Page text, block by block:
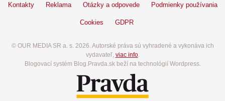
Kontakty Reklama Otázky a odpovede Podmienky používania
Cookies GDPR
© OUR MEDIA SR a. s. 2026. Autorské práva sú vyhradené a vykonáva ich
vydavateľ, viac info.
Blogovací systém Blog.Pravda.sk beží na technológií Wordpress.